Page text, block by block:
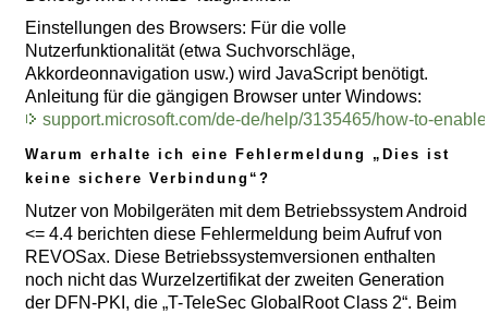
Einstellungen des Browsers: Für die volle
Nutzerfunktionalität (etwa Suchvorschläge,
Akkordeonnavigation usw.) wird JavaScript benötigt.
Anleitung für die gängigen Browser unter Windows:
support.microsoft.com/de-de/help/3135465/how-to-
Warum erhalte ich eine Fehlermeldung „Dies ist
keine sichere Verbindung“?
Nutzer von Mobilgeräten mit dem Betriebssystem Android
<= 4.4 berichten diese Fehlermeldung beim Aufruf von
REVOSax. Diese Betriebssystemversionen enthalten
noch nicht das Wurzelzertifikat der zweiten Generation
der DFN-PKI, die „T-TeleSec GlobalRoot Class 2“. Beim